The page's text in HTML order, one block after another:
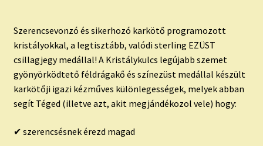
Szerencsevonzó és sikerhozó karkötő programozott
kristályokkal, a legtisztább, valódi sterling EZÜST
csillagjegy medállal! A Kristálykulcs legújabb szemet
gyönyörködtető féldrágakő és színezüst medállal készült
karkötőji igazi kézműves különlegességek, melyek abban
segít Téged (illetve azt, akit megjándékozol vele) hogy:
✔ szerencsésnek érezd magad